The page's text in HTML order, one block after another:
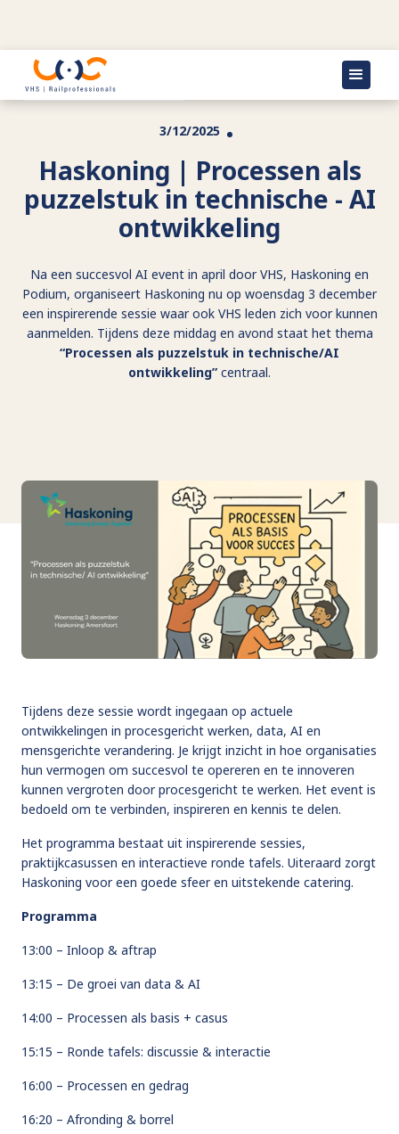
Terug naar agenda
3/12/2025
Haskoning | Processen als
puzzelstuk in technische - AI
ontwikkeling
Na een succesvol AI event in april door VHS, Haskoning en
Podium, organiseert Haskoning nu op woensdag 3 december
een inspirerende sessie waar ook VHS leden zich voor kunnen
aanmelden. Tijdens deze middag en avond staat het thema
“Processen als puzzelstuk in technische/AI
ontwikkeling” centraal.
Tijdens deze sessie wordt ingegaan op actuele
ontwikkelingen in procesgericht werken, data, AI en
mensgerichte verandering. Je krijgt inzicht in hoe organisaties
hun vermogen om succesvol te opereren en te innoveren
kunnen vergroten door procesgericht te werken. Het event is
bedoeld om te verbinden, inspireren en kennis te delen.
Het programma bestaat uit inspirerende sessies,
praktijkcasussen en interactieve ronde tafels. Uiteraard zorgt
Haskoning voor een goede sfeer en uitstekende catering.
Programma
13:00 – Inloop & aftrap​
13:15 – De groei van data & AI ​
14:00 – Processen als basis + casus​
15:15 – Ronde tafels: discussie & interactie​
16:00 – Processen en gedrag ​
16:20 – Afronding & borrel